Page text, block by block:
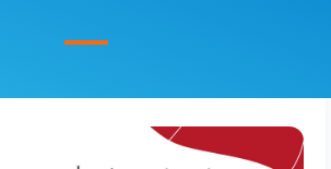
Instytucje